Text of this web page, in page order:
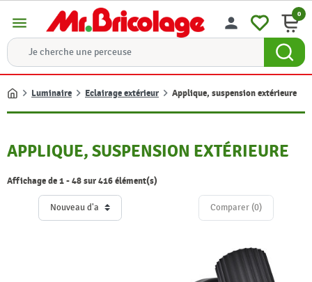
menu person 0
Accueil
Luminaire Eclairage extérieur Applique, suspension extérieure
APPLIQUE, SUSPENSION EXTÉRIEURE
Affichage de 1 - 48 sur 416 élément(s)
Comparer (0)‎